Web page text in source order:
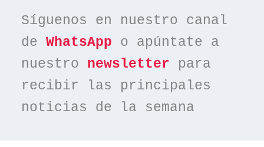
Síguenos en nuestro canal
de WhatsApp o apúntate a
nuestro newsletter para
recibir las principales
noticias de la semana